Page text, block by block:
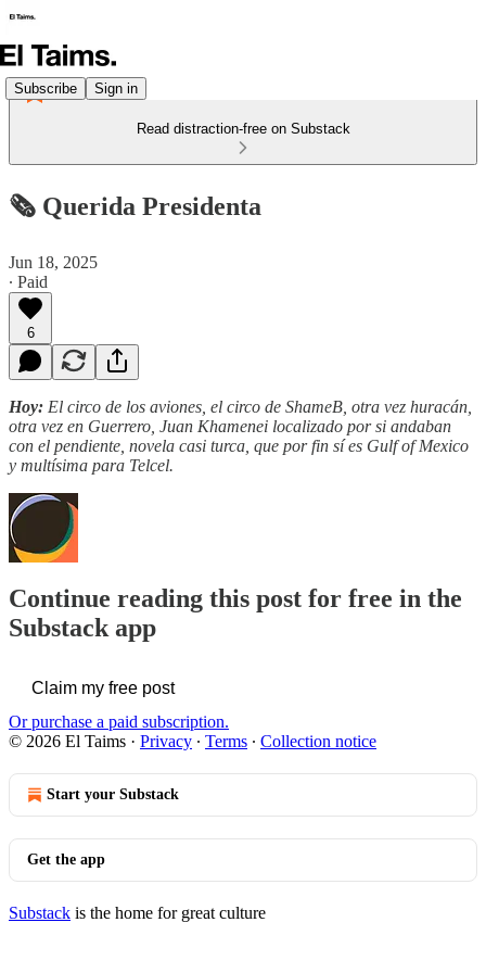
Subscribe Sign in
Read distraction-free on Substack
🗞️ Querida Presidenta
Jun 18, 2025
∙ Paid
6
Hoy: El circo de los aviones, el circo de ShameB, otra vez huracán,
otra vez en Guerrero, Juan Khamenei localizado por si andaban
con el pendiente, novela casi turca, que por fin sí es Gulf of Mexico
y multísima para Telcel.
Continue reading this post for free in the
Substack app
Claim my free post
Or purchase a paid subscription.
© 2026 El Taims · Privacy ∙ Terms ∙ Collection notice
Start your Substack
Get the app
Substack is the home for great culture